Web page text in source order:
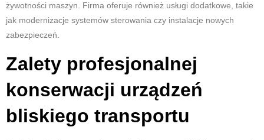
żywotności maszyn. Firma oferuje również usługi dodatkowe, takie
jak modernizacje systemów sterowania czy instalacje nowych
zabezpieczeń.
Zalety profesjonalnej
konserwacji urządzeń
bliskiego transportu